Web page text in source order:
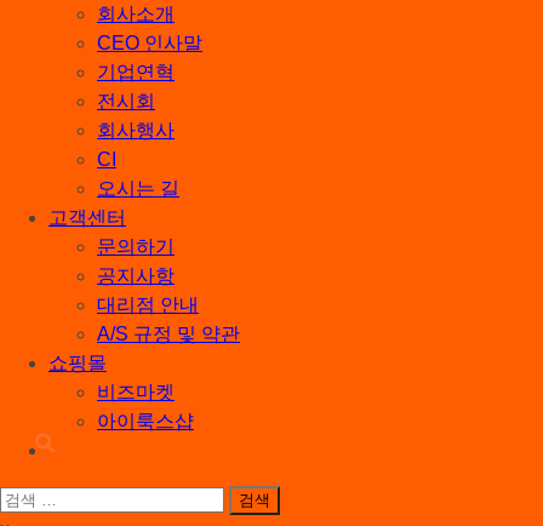
회사소개
CEO 인사말
기업연혁
전시회
회사행사
CI
오시는 길
고객센터
문의하기
공지사항
대리점 안내
A/S 규정 및 약관
쇼핑몰
비즈마켓
아이룩스샵
검